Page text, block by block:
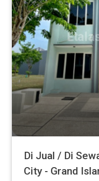
Di Jual / Di
City - Grand